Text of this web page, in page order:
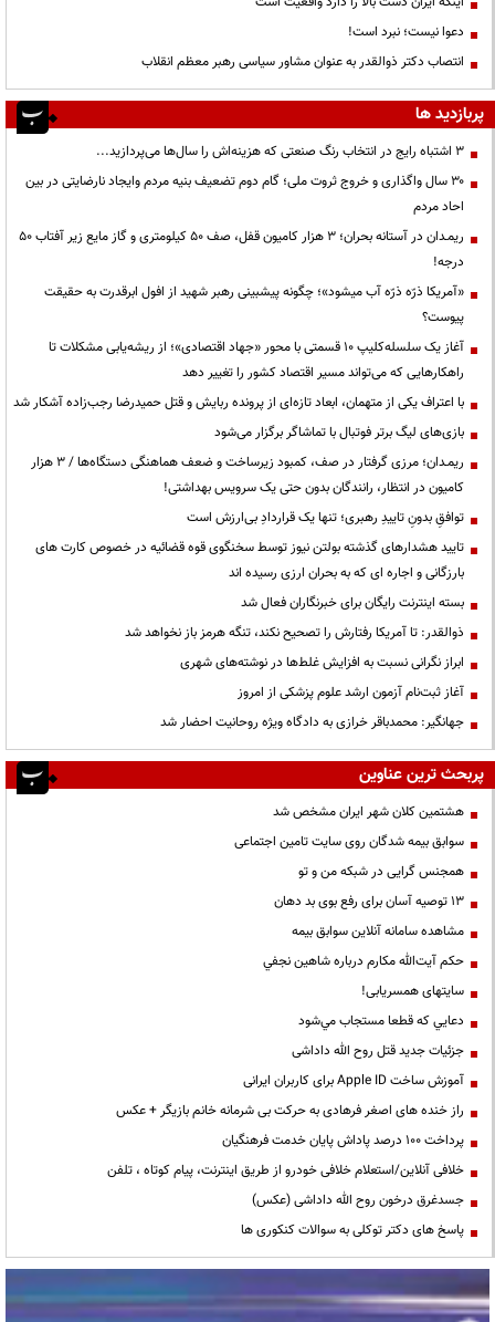
دعوا نیست؛ نبرد است!
انتصاب دکتر ذوالقدر به عنوان مشاور سیاسی رهبر معظم انقلاب
پربازدید ها
3 اشتباه رایج در انتخاب رنگ صنعتی که هزینه‌اش را سال‌ها می‌پردازید...
۳۰ سال واگذاری و خروج ثروت ملی؛ گام دوم تضعیف بنیه مردم وایجاد نارضایتی در بین
احاد مردم
ریمـدان در آستانه بحران؛ ۳ هزار کامیون قفل، صف ۵۰ کیلومتری و گاز مایع زیر آفتاب ۵۰
درجه!
«آمریکا ذرّه ذرّه آب میشود»؛ چگونه پیشبینی رهبر شهید از افول ابرقدرت به حقیقت
پیوست؟
آغاز یک سلسله‌کلیپ ۱۰ قسمتی با محور «جهاد اقتصادی»؛ از ریشه‌یابی مشکلات تا
راهکارهایی که می‌تواند مسیر اقتصاد کشور را تغییر دهد
با اعتراف یکی از متهمان، ابعاد تازه‌ای از پرونده ربایش و قتل حمیدرضا رجب‌زاده آشکار شد
بازی‌های لیگ برتر فوتبال با تماشاگر برگزار می‌شود
ریمـدان؛ مرزی گرفتار در صف، کمبود زیرساخت و ضعف هماهنگی دستگاه‌ها / ۳ هزار
کامیون در انتظار، رانندگان بدون حتی یک سرویس بهداشتی!
توافقِ بدونِ تاییدِ رهبری؛ تنها یک قراردادِ بی‌ارزش است
تایید هشدارهای گذشته بولتن نیوز توسط سخنگوی قوه قضائیه در خصوص کارت های
بارزگانی و اجاره ای که به بحران ارزی رسیده اند
بسته اینترنت رایگان برای خبرنگاران فعال شد
ذوالقدر: تا آمریکا رفتارش را تصحیح نکند، تنگه هرمز باز نخواهد شد
ابراز نگرانی نسبت به افزایش غلط‌ها در نوشته‌های شهری
آغاز ثبت‌نام آزمون ارشد علوم پزشکی از امروز
جهانگیر: محمدباقر خرازی به دادگاه ویژه روحانیت احضار شد
پربحث ترین عناوین
هشتمین کلان شهر ایران مشخص شد
سوابق بیمه شدگان روی سایت تامین اجتماعی
همجنس گرایی در شبکه من و تو
13 توصیه آسان برای رفع بوی بد دهان
مشاهده سامانه آنلاين سوابق بیمه
حكم آيت‌الله مكارم درباره شاهين نجفي
سایتهای همسریابی!
دعايي كه قطعا مستجاب مي‌شود
جزئیات جدید قتل روح الله داداشی
آموزش ساخت Apple ID برای کاربران ایرانی
راز خنده های اصغر فرهادی به حرکت بی شرمانه خانم بازیگر + عکس
پرداخت ۱۰۰ درصد پاداش پایان خدمت فرهنگیان
خلافی آنلاین/استعلام خلافی خودرو از طریق اینترنت، پیام کوتاه ، تلفن
جسدغرق درخون روح الله داداشی (عکس)
پاسخ های دکتر توکلی به سوالات کنکوری ها